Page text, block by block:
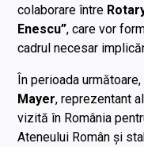
colaborare între
Enescu”, care vor
cadrul necesar
În perioada următoare,
Mayer, reprezentant
vizită în România
Ateneului Român și